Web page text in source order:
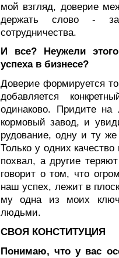
мой взгляд, доверие
держать слово -
сотрудничества.
И все? Неужели
успеха в бизнесе?
Доверие формируется
добавляется
одинаково. Придите
кормовый завод, и
рудование, одну и ту
Только у одних
похвал, а другие
говорит о том, что
наш успех, лежит в
му одна из моих
людьми.
СВОЯ КОНСТИТУЦИЯ
Понимаю, что у вас